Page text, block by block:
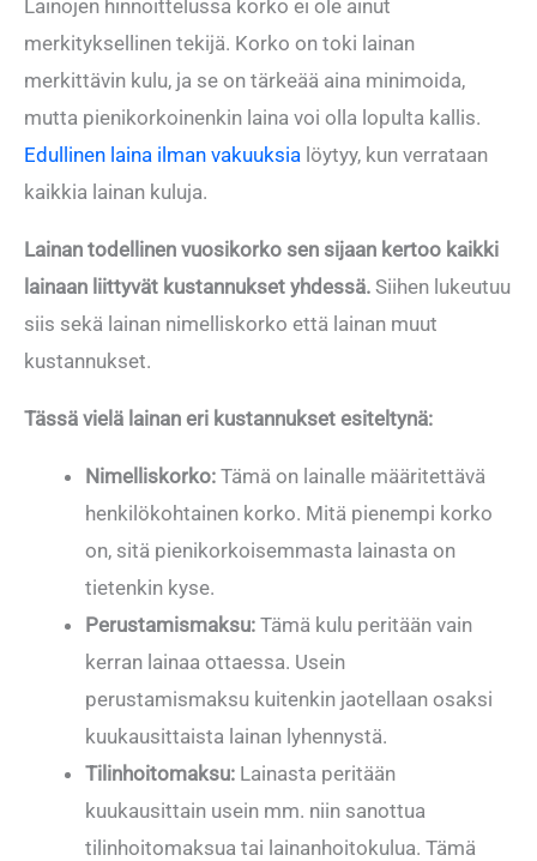
Lainojen hinnoittelussa korko ei ole ainut
merkityksellinen tekijä. Korko on toki lainan
merkittävin kulu, ja se on tärkeää aina minimoida,
mutta pienikorkoinenkin laina voi olla lopulta kallis.
Edullinen laina ilman vakuuksia löytyy, kun verrataan
kaikkia lainan kuluja.
Lainan todellinen vuosikorko sen sijaan kertoo kaikki
lainaan liittyvät kustannukset yhdessä. Siihen lukeutuu
siis sekä lainan nimelliskorko että lainan muut
kustannukset.
Tässä vielä lainan eri kustannukset esiteltynä:
Nimelliskorko: Tämä on lainalle määritettävä
henkilökohtainen korko. Mitä pienempi korko
on, sitä pienikorkoisemmasta lainasta on
tietenkin kyse.
Perustamismaksu: Tämä kulu peritään vain
kerran lainaa ottaessa. Usein
perustamismaksu kuitenkin jaotellaan osaksi
kuukausittaista lainan lyhennystä.
Tilinhoitomaksu: Lainasta peritään
kuukausittain usein mm. niin sanottua
tilinhoitomaksua tai lainanhoitokulua. Tämä